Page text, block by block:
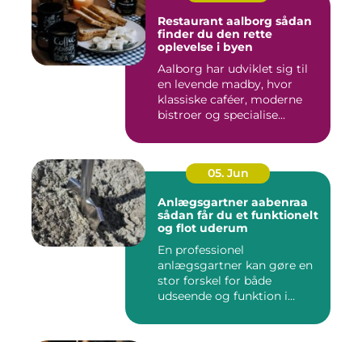
Restaurant aalborg sådan
finder du den rette
oplevelse i byen
Aalborg har udviklet sig til
en levende madby, hvor
klassiske caféer, moderne
bistroer og specialise...
05. Jun
Anlægsgartner aabenraa
sådan får du et funktionelt
og flot uderum
En professionel
anlægsgartner kan gøre en
stor forskel for både
udseende og funktion i